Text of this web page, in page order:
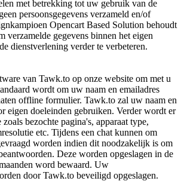
met betrekking tot uw gebruik van de
persoonsgegevens verzameld en/of
Opencart Based Solution behoudt
verzamelde gegevens binnen het eigen
dienstverlening verder te verbeteren.
van Tawk.to op onze website om met u
wordt om uw naam en emailadres
offline formulier. Tawk.to zal uw naam en
eigen doeleinden gebruiken. Verder wordt er
bezochte pagina's, apparaat type,
etc. Tijdens een chat kunnen om
worden indien dit noodzakelijk is om
Deze worden opgeslagen in de
word bewaard. Uw
door Tawk.to beveiligd opgeslagen.